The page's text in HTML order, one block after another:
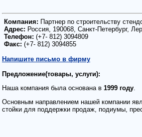
Компания: Партнер по строительству
Адрес: Россия, 190068, Санкт-Петербург,
Телефон: (+7- 812) 3094809
Факс: (+7- 812) 3094855
Напишите письмо в фирму
Предложение(товары, услуги):
Наша компания была основана в 1999 году.
Основным направлением нашей компании
стойки для поддержки продаж, подиумы,